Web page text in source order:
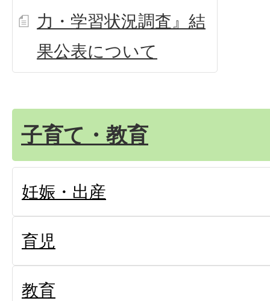
力・学習状況調査』結
果公表について
子育て・教育
妊娠・出産
育児
教育